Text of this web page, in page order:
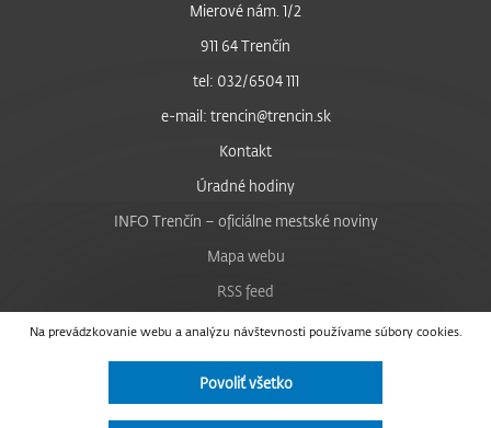
Na prevádzkovanie webu a analýzu návštevnosti používame súbory cookies.
Povoliť všetko
Mierové nám. 1/2
911 64 Trenčín
tel: 032/6504 111
e-mail: trencin@trencin.sk
Kontakt
Úradné hodiny
INFO Trenčín – oficiálne mestské noviny
Mapa webu
RSS feed
Nastavenie cookies
Facebook